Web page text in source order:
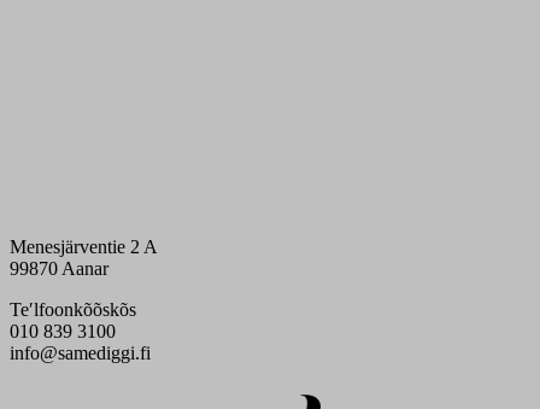
Menesjärventie 2 A
99870 Aanar
Teʹlfoonkõõskõs
010 839 3100
info@samediggi.fi